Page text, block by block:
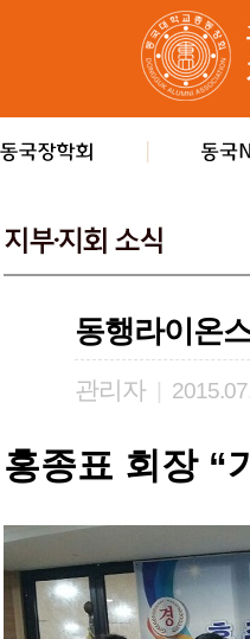
동행라이온
관리자
홍종표 회장 “